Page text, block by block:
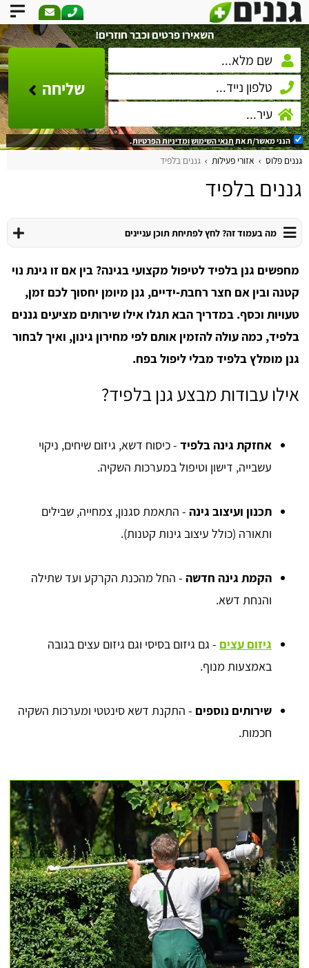
השאירו פרטים וכבר חוזרים!
שליחה
הנני מאשר/ת אתתנאי השימושומדיניות הפרטיות.
גננים פלוס אזורי פעילות גננים בלפיד
גננים בלפיד
מה בעמוד זה? לחץ לפתיחת תוכן עניינים
מחפשים גנן בלפיד לטיפול מקצועי בגינה? בין אם זו גינת נוי
קטנה ובין אם חצר רחבת‑ידיים, גנן מיומן יחסוך לכם זמן,
טעויות וכסף. במדריך הבא תגלו אילו שירותים מציעים גננים
בלפיד, כמה עולה להזמין אותם לפי מחירון גינון, ואיך לבחור
גנן מומלץ בלפיד מבלי ליפול בפח.
אילו עבודות מבצע גנן בלפיד?
אחזקת גינה בלפיד - כיסוח דשא, גיזום שיחים, ניקוי
עשבייה, דישון וטיפול במערכות השקיה.
תכנון ועיצוב גינה - התאמת סגנון, צמחייה, שבילים
ותאורה (כולל עיצוב גינות קטנות).
הקמת גינה חדשה - החל מהכנת הקרקע ועד שתילה
והנחת דשא.
גיזום עצים - גם גיזום בסיסי וגם גיזום עצים בגובה
באמצעות מנוף.
שירותים נוספים - התקנת דשא סינטטי ומערכות השקיה
חכמות.